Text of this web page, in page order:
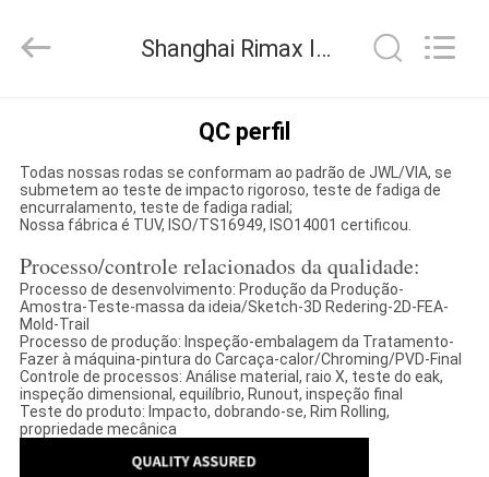
PRODUTOS
SOBRE
NÓS
EXCURSÃO
DA
FÁBRICA
Rimax
Industry
Shanghai Rimax Industry Co.,Ltd Controle de Qualidade
QC perfil
Todas nossas rodas se conformam ao padrão de JWL/VIA, se
submetem ao teste de impacto rigoroso, teste de fadiga de
encurralamento, teste de fadiga radial;
Nossa fábrica é TUV, ISO/TS16949, ISO14001 certificou.
Processo/controle relacionados da qualidade:
Processo de desenvolvimento: Produção da Produção-
Amostra-Teste-massa da ideia/Sketch-3D Redering-2D-FEA-
Mold-Trail
Processo de produção: Inspeção-embalagem da Tratamento-
Fazer à máquina-pintura do Carcaça-calor/Chroming/PVD-Final
Controle de processos: Análise material, raio X, teste do eak,
inspeção dimensional, equilíbrio, Runout, inspeção final
Teste do produto: Impacto, dobrando-se, Rim Rolling,
propriedade mecânica